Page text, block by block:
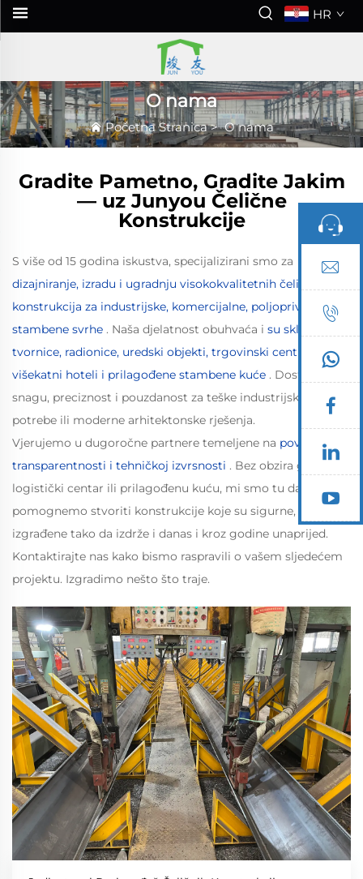
HR
O nama
Početna Stranica>O nama
Gradite Pametno, Gradite Jakim
— uz Junyou Čelične
Konstrukcije
S više od 15 godina iskustva, specijalizirani smo za
dizajniranje, izradu i ugradnju visokokvalitetnih čeličnih
konstrukcija za industrijske, komercijalne, poljoprivredne i
stambene svrhe . Naša djelatnost obuhvaća i su skladišta,
tvornice, radionice, uredski objekti, trgovinski centri,
višekatni hoteli i prilagođene stambene kuće . Dostavljamo
snagu, preciznost i pouzdanost za teške industrijske
potrebe ili moderne arhitektonske rješenja.
Vjerujemo u dugoročne partnere temeljene na povjerenju,
transparentnosti i tehničkoj izvrsnosti . Bez obzira gradite li
logistički centar ili prilagođenu kuću, mi smo tu da vam
pomognemo stvoriti konstrukcije koje su sigurne, trajne i
izgrađene tako da izdrže i danas i kroz godine unaprijed.
Kontaktirajte nas kako bismo raspravili o vašem sljedećem
projektu. Izgradimo nešto što traje.